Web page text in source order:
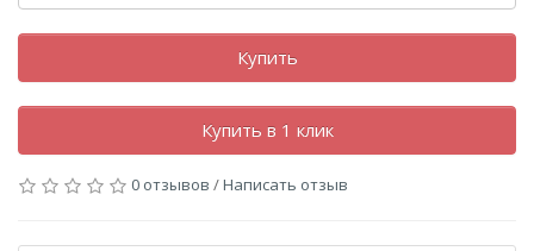
Купить
Купить в 1 клик
0 отзывов /Написать отзыв